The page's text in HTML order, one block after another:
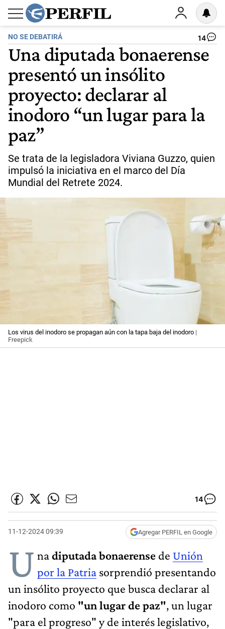
NO SE DEBATIRÁ 14
Una diputada bonaerense
presentó un insólito
proyecto: declarar al
inodoro “un lugar para la
paz”
Se trata de la legisladora Viviana Guzzo, quien
impulsó la iniciativa en el marco del Día
Mundial del Retrete 2024.
Los virus del inodoro se propagan aún con la tapa baja del inodoro |
Freepick
14
11-12-2024 09:39 Agregar PERFIL en Google
U nadiputada bonaerense de Unión
por la Patria sorprendió presentando
un insólito proyecto que busca declarar al
inodoro como "un lugar de paz", un lugar
"para el progreso" y de interés legislativo,